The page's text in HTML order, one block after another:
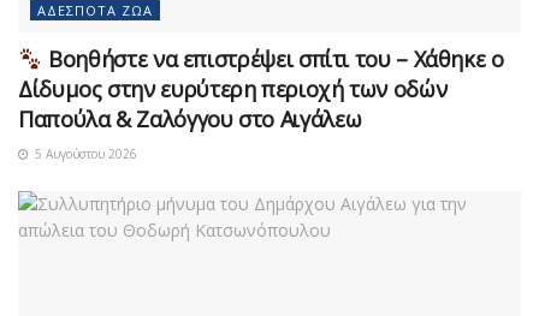
ΑΔΈΣΠΟΤΑ ΖΏΑ
Βοηθήστε να επιστρέψει σπίτι του – Χάθηκε ο
Δίδυμος στην ευρύτερη περιοχή των οδών
Παπούλα & Ζαλόγγου στο Αιγάλεω
5 Αυγούστου 2026